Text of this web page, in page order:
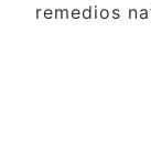
remedios